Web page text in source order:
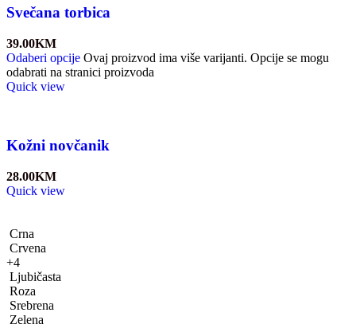
Svečana torbica
39.00KM
Odaberi opcije Ovaj proizvod ima više varijanti. Opcije se mogu
odabrati na stranici proizvoda
Quick view
Kožni novčanik
28.00KM
Quick view
Crna
Crvena
+4
Ljubičasta
Roza
Srebrena
Zelena